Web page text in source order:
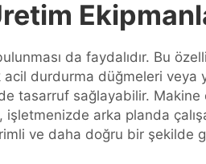
da faydalıdır. Bu
durdurma düğmeleri veya
tasarruf sağlayabilir.
arka planda
ve daha doğru bir şekilde